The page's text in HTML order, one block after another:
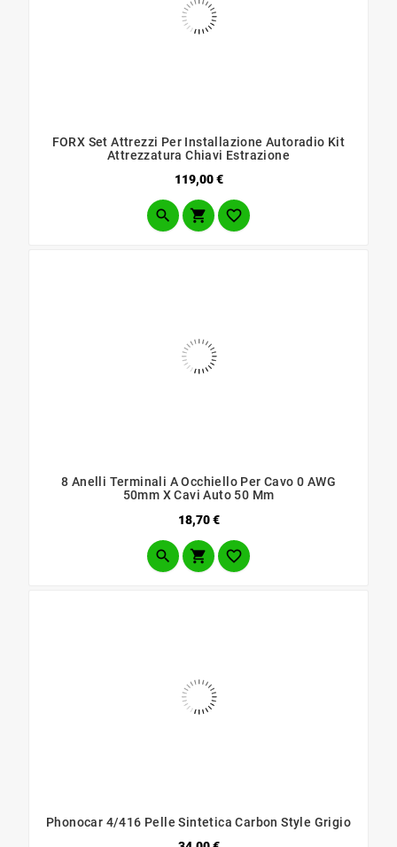
FORX Set Attrezzi Per Installazione Autoradio Kit
Attrezzatura Chiavi Estrazione
119,00 €Prezzo
  
8 Anelli Terminali A Occhiello Per Cavo 0 AWG
50mm X Cavi Auto 50 Mm
18,70 €Prezzo
  
Phonocar 4/416 Pelle Sintetica Carbon Style Grigio
Prezzo